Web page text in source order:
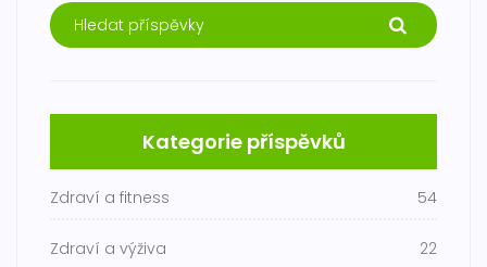
Kategorie příspěvků
Zdraví a fitness 54
Zdraví a výživa 22